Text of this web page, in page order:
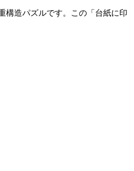
構造パズルです。この「台紙に印